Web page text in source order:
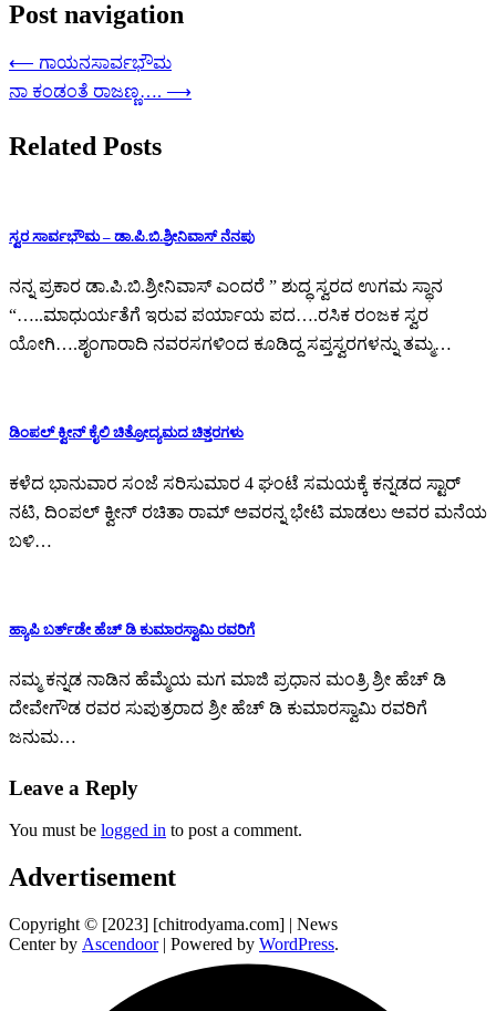
Post navigation
⟵ ಗಾಯನಸಾರ್ವಭೌಮ
ನಾ ಕಂಡಂತೆ ರಾಜಣ್ಣ…. ⟶
Related Posts
ಸ್ವರ ಸಾರ್ವಭೌಮ – ಡಾ.ಪಿ.ಬಿ.ಶ್ರೀನಿವಾಸ್ ನೆನಪು
ನನ್ನ ಪ್ರಕಾರ ಡಾ.ಪಿ.ಬಿ.ಶ್ರೀನಿವಾಸ್ ಎಂದರೆ ” ಶುದ್ಧ ಸ್ವರದ ಉಗಮ ಸ್ಥಾನ
“…..ಮಾಧುರ್ಯತೆಗೆ ಇರುವ ಪರ್ಯಾಯ ಪದ….ರಸಿಕ ರಂಜಕ ಸ್ವರ
ಯೋಗಿ….ಶೃಂಗಾರಾದಿ ನವರಸಗಳಿಂದ ಕೂಡಿದ್ದ ಸಪ್ತಸ್ವರಗಳನ್ನು ತಮ್ಮ…
ಡಿಂಪಲ್ ಕ್ವೀನ್ ಕೈಲಿ ಚಿತ್ರೋದ್ಯಮದ ಚಿತ್ತರಗಳು
ಕಳೆದ ಭಾನುವಾರ ಸಂಜೆ ಸರಿಸುಮಾರ 4 ಘಂಟೆ ಸಮಯಕ್ಕೆ ಕನ್ನಡದ ಸ್ಟಾರ್
ನಟಿ, ದಿಂಪಲ್ ಕ್ವೀನ್ ರಚಿತಾ ರಾಮ್ ಅವರನ್ನ ಭೇಟಿ ಮಾಡಲು ಅವರ ಮನೆಯ
ಬಳಿ…
ಹ್ಯಾಪಿ ಬರ್ತ್‌ಡೇ ಹೆಚ್ ಡಿ ಕುಮಾರಸ್ವಾಮಿ ರವರಿಗೆ
ನಮ್ಮ ಕನ್ನಡ ನಾಡಿನ ಹೆಮ್ಮೆಯ ಮಗ ಮಾಜಿ ಪ್ರಧಾನ ಮಂತ್ರಿ ಶ್ರೀ ಹೆಚ್ ಡಿ
ದೇವೇಗೌಡ ರವರ ಸುಪುತ್ರರಾದ ಶ್ರೀ ಹೆಚ್ ಡಿ ಕುಮಾರಸ್ವಾಮಿ ರವರಿಗೆ
ಜನುಮ…
Leave a Reply
You must be logged in to post a comment.
Advertisement
Copyright © [2023] [chitrodyama.com] | News
Center by Ascendoor| Powered by WordPress.